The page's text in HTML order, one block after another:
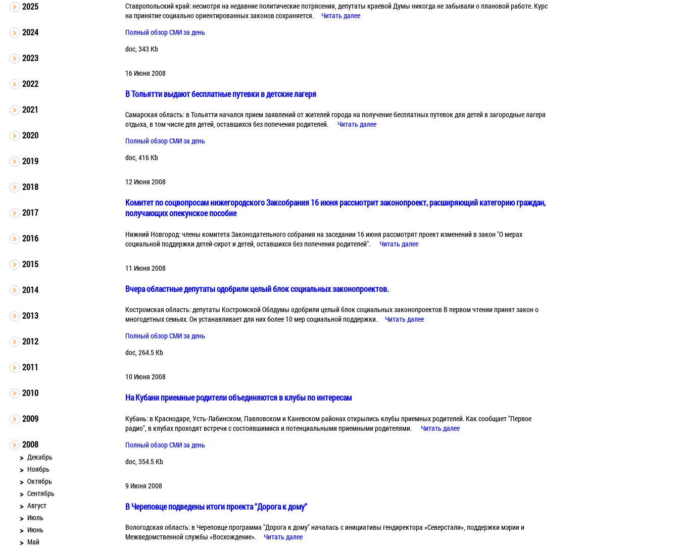
2025
2024
2023
2022
2021
2020
2019
2018
2017
2016
2015
2014
2013
2012
2011
2010
2009
2008
Декабрь
Ноябрь
Октябрь
Сентябрь
Август
Июль
Июнь
Май
Ставропольский край: несмотря на недавние политические потрясения, депутаты краевой Думы никогда не забывали о плановой работе. Курс
на принятие социально ориентированных законов сохраняется.
Читать далее
Полный обзор СМИ за день
doc, 343 Kb
16 Июня 2008
В Тольятти выдают бесплатные путевки в детские лагеря
Самарская область: в Тольятти начался прием заявлений от жителей города на получение бесплатных путевок для детей в загородные лагеря
отдыха, в том числе для детей, оставшихся без попечения родителей.
Читать далее
Полный обзор СМИ за день
doc, 416 Kb
12 Июня 2008
Комитет по соцвопросам нижегородского Заксобрания 16 июня рассмотрит законопроект, расширяющий категорию граждан,
получающих опекунское пособие
Нижний Новгород: члены комитета Законодательного собрания на заседании 16 июня рассмотрят проект изменений в закон "О мерах
социальной поддержки детей-сирот и детей, оставшихся без попечения родителей".
Читать далее
11 Июня 2008
Вчера областные депутаты одобрили целый блок социальных законопроектов.
Костромская область: депутаты Костромской Облдумы одобрили целый блок социальных законопроектов В первом чтении принят закон о
многодетных семьях. Он устанавливает для них более 10 мер социальной поддержки.
Читать далее
Полный обзор СМИ за день
doc, 264.5 Kb
10 Июня 2008
На Кубани приемные родители объединяются в клубы по интересам
Кубань: в Краснодаре, Усть-Лабинском, Павловском и Каневском районах открылись клубы приемных родителей. Как сообщает "Первое
радио", в клубах проходят встречи с состоявшимися и потенциальными приемными родителями.
Читать далее
Полный обзор СМИ за день
doc, 354.5 Kb
9 Июня 2008
В Череповце подведены итоги проекта "Дорога к дому"
Вологодская область: в Череповце программа "Дорога к дому" началась с инициативы гендиректора «Северстали», поддержки мэрии и
Межведомственной службы «Восхождение».
Читать далее